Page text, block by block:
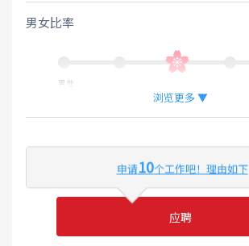
男女比率
男性
外国人工作的比率
可灵活运用英语或母语的环境
浏览更多 ▼
申请10个工作吧！理由如下
应聘